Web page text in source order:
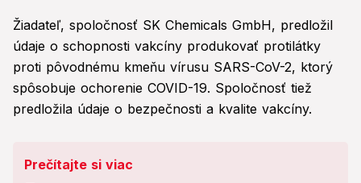
Žiadateľ, spoločnosť SK Chemicals GmbH, predložil
údaje o schopnosti vakcíny produkovať protilátky
proti pôvodnému kmeňu vírusu SARS-CoV-2, ktorý
spôsobuje ochorenie COVID-19. Spoločnosť tiež
predložila údaje o bezpečnosti a kvalite vakcíny.
Prečítajte si viac